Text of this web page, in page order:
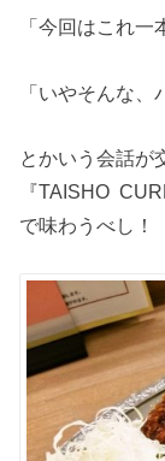
「今回はこれ一
「いやそんな
とかいう会話が
『TAISHO
で味わうべし！